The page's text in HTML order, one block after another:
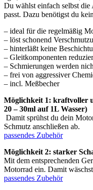
Du wählst einfach selbst
passt. Dazu benötigst du
– ideal für die regelmäßig
– löst schonend
– hinterläßt keine
– Gleitkomponenten
– Schmierungen werden
– frei von aggressiver
– incl. Meßbecher
Möglichkeit 1: kraftvoller
20 – 30ml auf 1L Wasser)
Damit sprühst du dein
Schmutz anschließen ab.
passendes Zubehör
Möglichkeit 2: starker
Mit dem entsprechenden
Motorrad ein. Damit
passendes Zubehör